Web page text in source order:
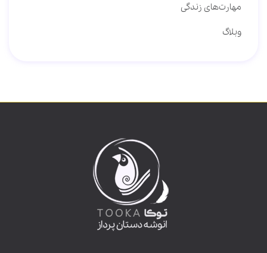
مهارت‌های زندگی
وبلاگ